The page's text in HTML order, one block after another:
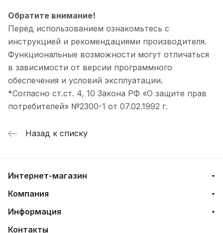
Обратите внимание!
Перед использованием ознакомьтесь с
инструкцией и рекомендациями производителя.
Функциональные возможности могут отличаться
в зависимости от версии программного
обеспечения и условий эксплуатации.
*Согласно ст.ст. 4, 10 Закона РФ «О защите прав
потребителей» №2300-1 от 07.02.1992 г.
Назад к списку
Интернет-магазин
Компания
Информация
Контакты